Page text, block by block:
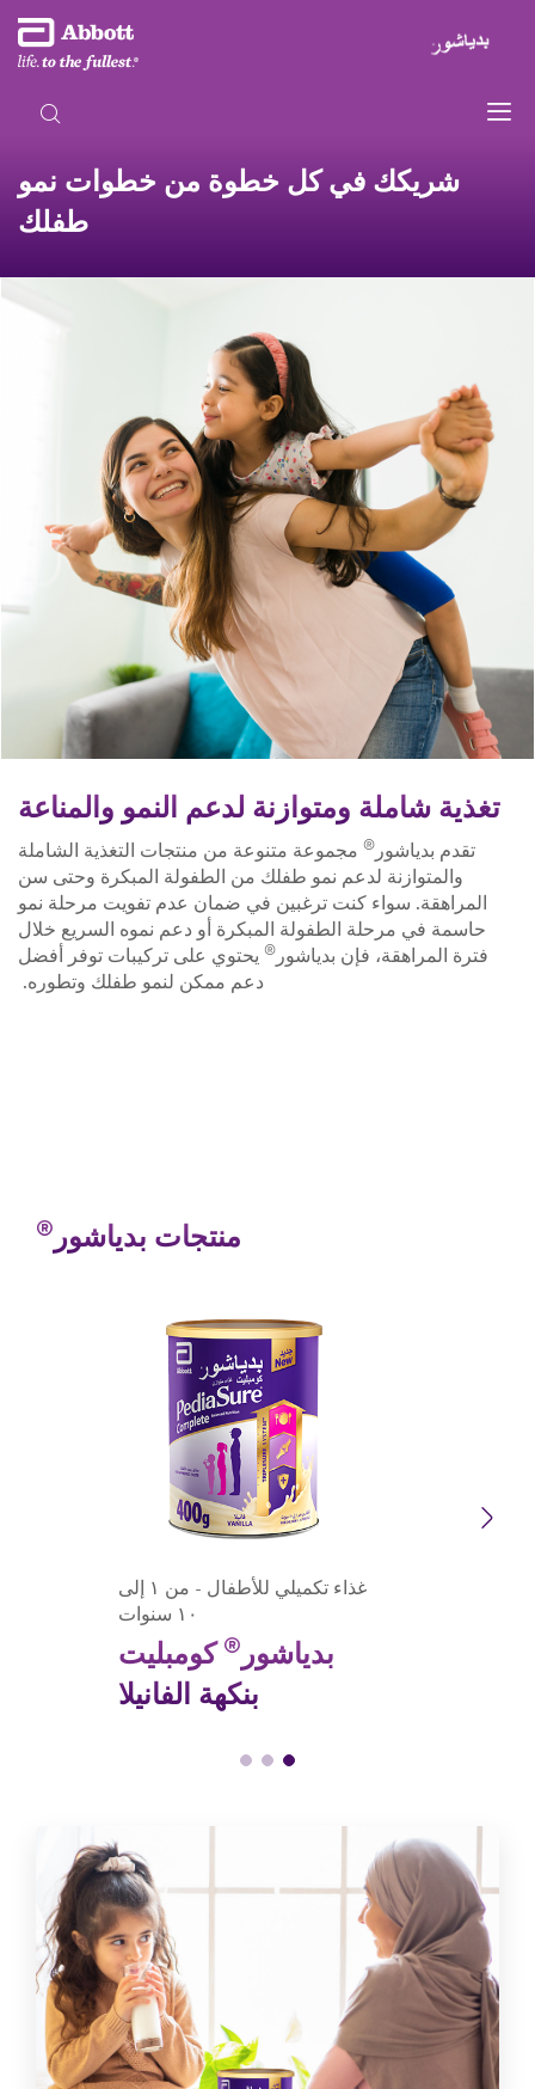
شريكك في كل خطوة من خطوات نمو
طفلك
تغذية شاملة ومتوازنة لدعم النمو والمناعة
تقدم بدياشور ® مجموعة متنوعة من منتجات التغذية الشاملة
والمتوازنة لدعم نمو طفلك من الطفولة المبكرة وحتى سن
المراهقة. سواء كنت ترغبين في ضمان عدم تفويت مرحلة نمو
حاسمة في مرحلة الطفولة المبكرة أو دعم نموه السريع خلال
فترة المراهقة، فإن بدياشور ® يحتوي على تركيبات توفر أفضل
دعم ممكن لنمو طفلك وتطوره.
منتجات بدياشور ®
Previous
غذاء تكميلي للأطفال - من ١ إلى
١٠ سنوات
بدياشور ® كومبليت
بنكهة الفانيلا